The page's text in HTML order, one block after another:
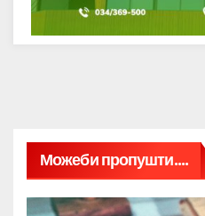
Можеби пропушти....